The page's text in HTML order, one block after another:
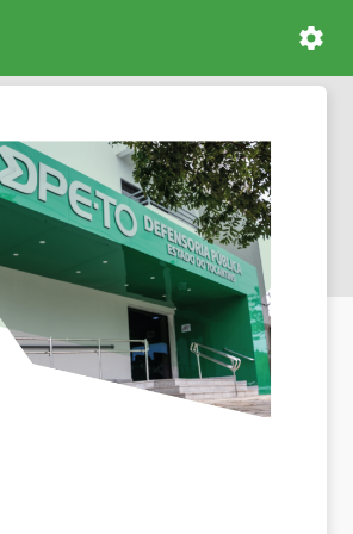
settings